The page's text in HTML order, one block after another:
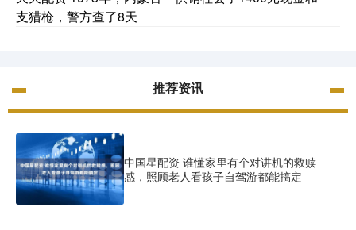
支猎枪，警方查了8天
推荐资讯
中国星配资 谁懂家里有个对讲机的救赎
感，照顾老人看孩子自驾游都能搞定